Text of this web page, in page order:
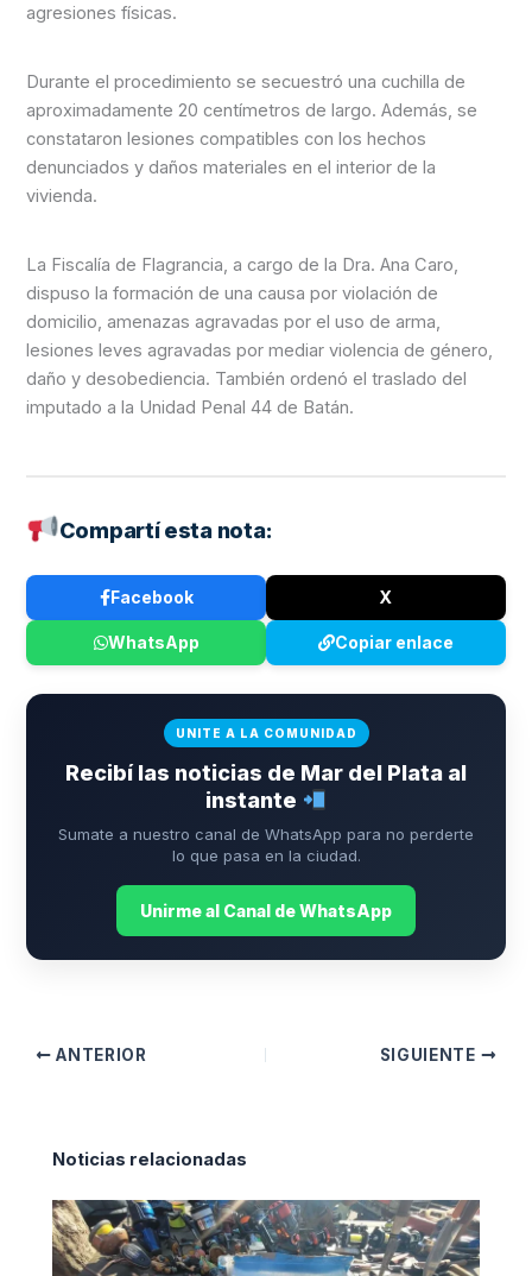
agresiones físicas.
Durante el procedimiento se secuestró una cuchilla de
aproximadamente 20 centímetros de largo. Además, se
constataron lesiones compatibles con los hechos
denunciados y daños materiales en el interior de la
vivienda.
La Fiscalía de Flagrancia, a cargo de la Dra. Ana Caro,
dispuso la formación de una causa por violación de
domicilio, amenazas agravadas por el uso de arma,
lesiones leves agravadas por mediar violencia de género,
daño y desobediencia. También ordenó el traslado del
imputado a la Unidad Penal 44 de Batán.
Compartí esta nota:
Facebook X
WhatsApp Copiar enlace
UNITE A LA COMUNIDAD
Recibí las noticias de Mar del Plata al
instante
Sumate a nuestro canal de WhatsApp para no perderte
lo que pasa en la ciudad.
Unirme al Canal de WhatsApp
ANTERIOR SIGUIENTE
Noticias relacionadas